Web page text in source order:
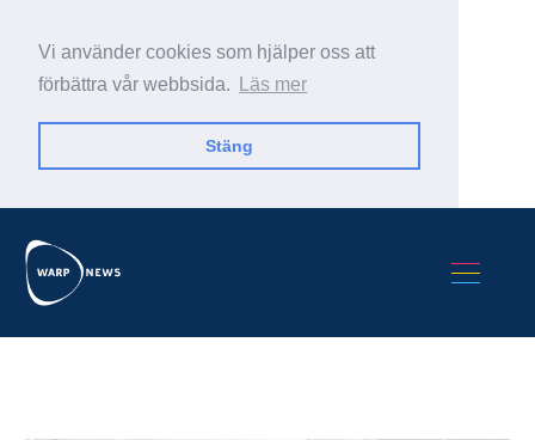
Vi använder cookies som hjälper oss att
förbättra vår webbsida.
Läs mer
Stäng